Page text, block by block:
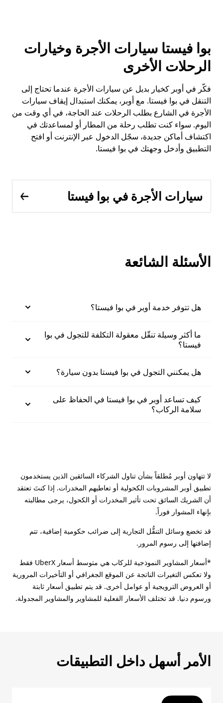
بوا فيستا سيارات الأجرة وخيارات
الرحلات الأخرى
فكّر في أوبر كخيار بديل عن سيارات الأجرة عندما تحتاج إلى
التنقل في بوا فيستا. مع أوبر، يمكنك استبدال إيقاف سيارات
الأجرة في الشارع بطلب الرحلات عند الحاجة، في أي وقت من
اليوم. سواء كنت تطلب رحلة من المطار أو لمساعدتك في
اكتشاف أماكن جديدة، سجّل الدخول عبر الإنترنت أو افتح
التطبيق وأدخل وجهتك في بوا فيستا.
سيارات الأجرة في بوا فيستا
الأسئلة الشائعة
هل تتوفر خدمة أوبر في بوا فيستا؟
ما أكثر وسيلة تنقّل معقولة التكلفة للتجول في بوا
فيستا؟
هل يمكنني التجول في بوا فيستا بدون سيارة؟
كيف تساعد أوبر في بوا فيستا في الحفاظ على
سلامة الركاب؟
لا تتهاون أوبر مُطلقاً بشأن تناول الشركاء السائقين الذين يستخدمون
تطبيق أوبر المشروبات الكحولية أو تعاطيهم المخدرات. إذا كنتَ تعتقد
أن الشريك السائق تحت تأثير المخدرات أو الكحول، يرجى مطالبته
بإنهاء المشوار فوراً.
قد تخضع وسائل التنقُّل التجارية إلى ضرائب حكومية إضافية، تتم
إضافتها إلى رسوم المرور.
*أسعار المشاوير النموذجية للركاب هي متوسط أسعار UberX فقط
ولا تعكس التغيرات الناتجة عن الموقع الجغرافي أو التأخيرات المرورية
أو العروض الترويجية أو عوامل أخرى. قد يتم تطبيق أسعار ثابتة
ورسوم دنيا. قد تختلف الأسعار الفعلية للمشاوير والمشاوير المجدولة.
الأمر أسهل داخل التطبيقات